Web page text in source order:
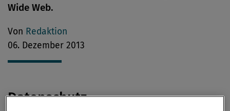
Wide Web.
Von Redaktion
06. Dezember 2013
Datenschutz